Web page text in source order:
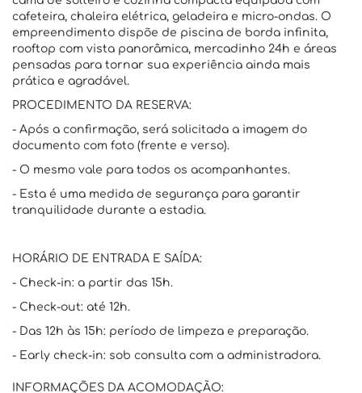
cafeteira, chaleira elétrica, geladeira e micro-ondas. O
empreendimento dispõe de piscina de borda infinita,
rooftop com vista panorâmica, mercadinho 24h e áreas
pensadas para tornar sua experiência ainda mais
prática e agradável.
PROCEDIMENTO DA RESERVA:
- Após a confirmação, será solicitada a imagem do
documento com foto (frente e verso).
- O mesmo vale para todos os acompanhantes.
- Esta é uma medida de segurança para garantir
tranquilidade durante a estadia.
HORÁRIO DE ENTRADA E SAÍDA:
- Check-in: a partir das 15h.
- Check-out: até 12h.
- Das 12h às 15h: período de limpeza e preparação.
- Early check-in: sob consulta com a administradora.
INFORMAÇÕES DA ACOMODAÇÃO: